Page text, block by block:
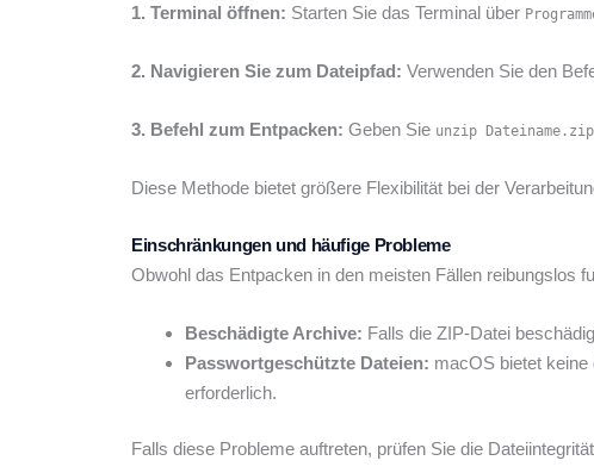
1. Terminal öffnen: Starten Sie das Terminal über
2. Navigieren Sie zum Dateipfad: Verwenden Sie den
3. Befehl zum Entpacken: Geben Sie unzip Dateiname.zip
Diese Methode bietet größere Flexibilität bei der
Einschränkungen und häufige Probleme
Obwohl das Entpacken in den meisten Fällen reibungslos
Beschädigte Archive: Falls die ZIP-Datei
Passwortgeschützte Dateien: macOS bietet
erforderlich.
Falls diese Probleme auftreten, prüfen Sie die